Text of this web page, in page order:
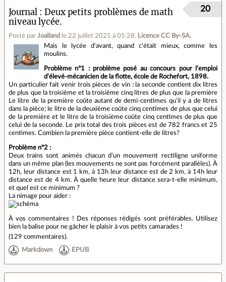
Journal
Deux petits problèmes de math
niveau lycée.
Posté par Joalland le 22 juillet 2021 à 05:28. Licence CC By‑SA.
20
Mais le lycée d'avant, quand c'était mieux, comme les
moulins.
Problème n°1 : problème posé au concours pour l’emploi
d’élevé-mécanicien de la flotte, école de Rochefort, 1898.
Un particulier fait venir trois pièces de vin : la seconde contient dix litres
de plus que la troisième et la troisième cinq litres de plus que la première
Le litre de la première coûte autant de demi-centimes qu’il y a de litres
dans la pièce; le litre de la deuxième coûte cinq centimes de plus que celui
de la première et le litre de la troisième coûte cinq centimes de plus que
celui de la seconde. Le prix total des trois pièces est de 782 francs et 25
centimes. Combien la première pièce contient-elle de litres?
Problème n°2 :
Deux trains sont animés chacun d’un mouvement rectiligne uniforme
dans un même plan (les mouvements ne sont pas forcément parallèles). À
12h, leur distance est 1 km, à 13h leur distance est de 2 km, à 14h leur
distance est de 4 km. À quelle heure leur distance sera-t-elle minimum,
et quel est ce minimum ?
La nimage pour aider :
À vos commentaires ! Des réponses rédigés sont préférables. Utilisez
bien la balise pour ne gâcher le plaisir à vos petits camarades !
(129 commentaires).
Markdown EPUB